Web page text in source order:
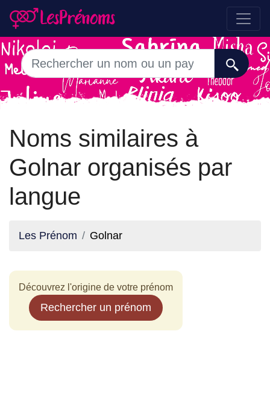
Noms similaires à
Golnar organisés par
langue
Les Prénom Golnar
Découvrez l'origine de votre prénom
Rechercher un prénom